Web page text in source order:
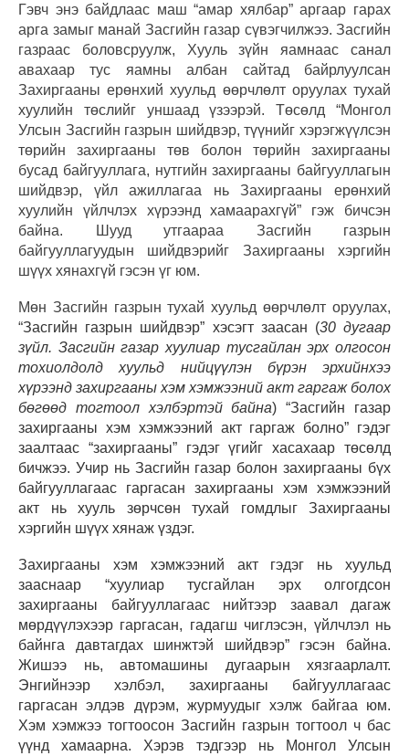
Гэвч энэ байдлаас маш “амар хялбар” аргаар гарах
арга замыг манай Засгийн газар сүвэгчилжээ. Засгийн
газраас боловсруулж, Хууль зүйн яамнаас санал
авахаар тус яамны албан сайтад байрлуулсан
Захиргааны ерөнхий хуульд өөрчлөлт оруулах тухай
хуулийн төслийг уншаад үзээрэй. Төсөлд “Монгол
Улсын Засгийн газрын шийдвэр, түүнийг хэрэгжүүлсэн
төрийн захиргааны төв болон төрийн захиргааны
бусад байгууллага, нутгийн захиргааны байгууллагын
шийдвэр, үйл ажиллагаа нь Захиргааны ерөнхий
хуулийн үйлчлэх хүрээнд хамаарахгүй” гэж бичсэн
байна. Шууд утгаараа Засгийн газрын
байгууллагуудын шийдвэрийг Захиргааны хэргийн
шүүх хянахгүй гэсэн үг юм.
Мөн Засгийн газрын тухай хуульд өөрчлөлт оруулах,
“Засгийн газрын шийдвэр” хэсэгт заасан (30 дугаар
зүйл. Засгийн газар хуулиар тусгайлан эрх олгосон
тохиолдолд хуульд нийцүүлэн бүрэн эрхийнхээ
хүрээнд захиргааны хэм хэмжээний акт гаргаж болох
бөгөөд тогтоол хэлбэртэй байна) “Засгийн газар
захиргааны хэм хэмжээний акт гаргаж болно” гэдэг
заалтаас “захиргааны” гэдэг үгийг хасахаар төсөлд
бичжээ. Учир нь Засгийн газар болон захиргааны бүх
байгууллагаас гаргасан захиргааны хэм хэмжээний
акт нь хууль зөрчсөн тухай гомдлыг Захиргааны
хэргийн шүүх хянаж үздэг.
Захиргааны хэм хэмжээний акт гэдэг нь хуульд
зааснаар “хуулиар тусгайлан эрх олгогдсон
захиргааны байгууллагаас нийтээр заавал дагаж
мөрдүүлэхээр гаргасан, гадагш чиглэсэн, үйлчлэл нь
байнга давтагдах шинжтэй шийдвэр” гэсэн байна.
Жишээ нь, автомашины дугаарын хязгаарлалт.
Энгийнээр хэлбэл, захиргааны байгууллагаас
гаргасан элдэв дүрэм, журмуудыг хэлж байгаа юм.
Хэм хэмжээ тогтоосон Засгийн газрын тогтоол ч бас
үүнд хамаарна. Хэрэв тэдгээр нь Монгол Улсын